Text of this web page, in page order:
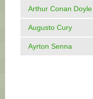
Arthur Conan Doyle
Augusto Cury
Ayrton Senna